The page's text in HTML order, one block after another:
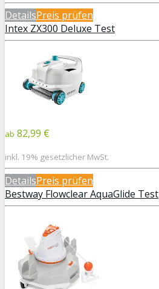
DetailsPreis prüfen
Intex ZX300 Deluxe Test
ab 82,99 €
inkl. 19% gesetzlicher MwSt.
DetailsPreis prüfen
Bestway Flowclear AquaGlide Test